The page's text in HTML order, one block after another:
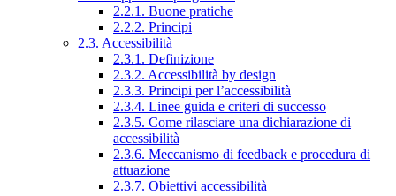
2.2.1. Buone pratiche
2.2.2. Principi
2.3. Accessibilità
2.3.1. Definizione
2.3.2. Accessibilità by design
2.3.3. Principi per l’accessibilità
2.3.4. Linee guida e criteri di successo
2.3.5. Come rilasciare una dichiarazione di
accessibilità
2.3.6. Meccanismo di feedback e procedura di
attuazione
2.3.7. Obiettivi accessibilità